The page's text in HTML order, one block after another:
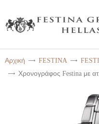
FESTINA
Ρολόγια |
ΑΡΧΙΚΗ
Η
Αρχική FESTINA
Χρονογράφος Festina με